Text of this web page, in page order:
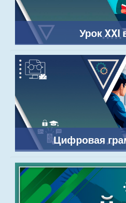
Урок XXI
Цифровая